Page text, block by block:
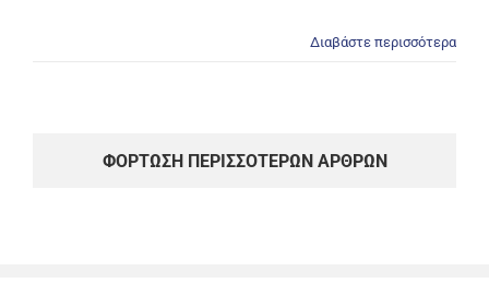
Διαβάστε περισσότερα
ΦΌΡΤΩΣΗ ΠΕΡΙΣΣΌΤΕΡΩΝ ΆΡΘΡΩΝ